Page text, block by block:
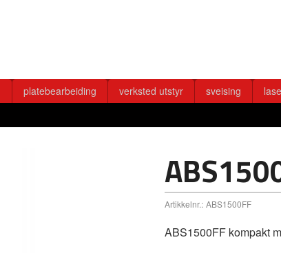
platebearbeiding verksted utstyr sveising
Artikkelnr.: ABS1500FF
ABS1500FF kompakt